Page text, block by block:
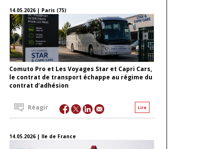
14.05.2026 | Paris (75)
Comuto Pro et Les Voyages Star et Capri Cars,
le contrat de transport échappe au régime du
contrat d’adhésion
Lire
Réagir
14.05.2026 | Ile de France